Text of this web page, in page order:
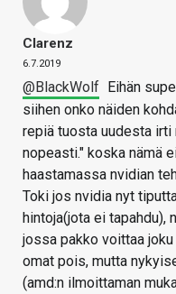
Clarenz
6.7.2019
@BlackWolf Eihän
siihen onko näiden
repiä tuosta uudesta
nopeasti." koska nämä
haastamassa nvidian
Toki jos nvidia nyt
hintoja(jota ei tapahdu),
jossa pakko voittaa
omat pois, mutta
(amd:n ilmoittaman